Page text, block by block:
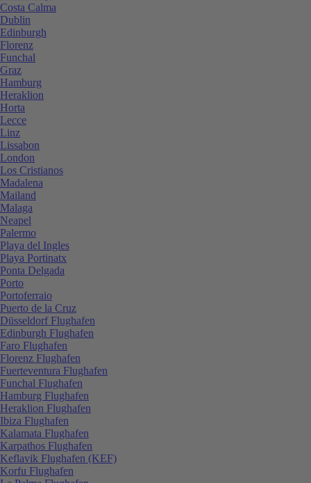
Costa Calma
Dublin
Edinburgh
Florenz
Funchal
Graz
Hamburg
Heraklion
Horta
Lecce
Linz
Lissabon
London
Los Cristianos
Madalena
Mailand
Malaga
Neapel
Palermo
Playa del Ingles
Playa Portinatx
Ponta Delgada
Porto
Portoferraio
Puerto de la Cruz
Düsseldorf Flughafen
Edinburgh Flughafen
Faro Flughafen
Florenz Flughafen
Fuerteventura Flughafen
Funchal Flughafen
Hamburg Flughafen
Heraklion Flughafen
Ibiza Flughafen
Kalamata Flughafen
Karpathos Flughafen
Keflavik Flughafen (KEF)
Korfu Flughafen